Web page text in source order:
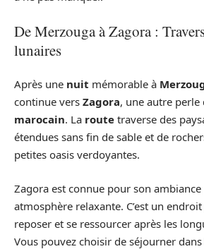
De Merzouga à Zagora :
lunaires
Après une nuit mémorable à
continue vers Zagora, une autre perle
marocain. La route traverse des
étendues sans fin de sable et de
petites oasis verdoyantes.
Zagora est connue pour son
atmosphère relaxante. C’est un
reposer et se ressourcer après les
Vous pouvez choisir de séjourner dans